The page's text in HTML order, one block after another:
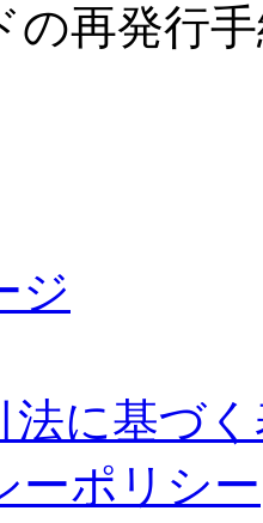
の再発行
ジ
法に基づ
ーポリシー